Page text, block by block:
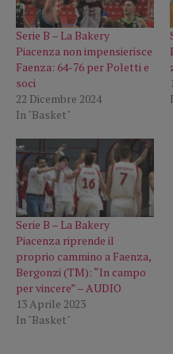
Serie B – La Bakery
Piacenza non impensierisce
Faenza: 64-76 per Poletti e
soci
22 Dicembre 2024
In "Basket"
Serie B – La Bakery
Piacenza riprende il
proprio cammino a Faenza,
Bergonzi (TM): “In campo
per vincere” – AUDIO
13 Aprile 2023
In "Basket"